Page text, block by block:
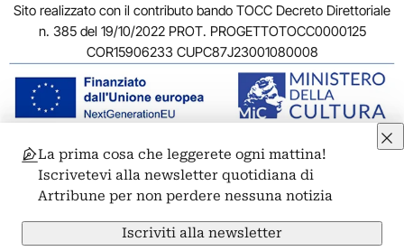
Sito realizzato con il contributo bando TOCC Decreto Direttoriale
n. 385 del 19/10/2022 PROT. PROGETTOTOCC0000125
COR15906233 CUPC87J23001080008
© 2011-2026 ARTRIBUNE srl – Corso Vittorio Emanuele II, 287 –
00186 Roma - P.I. 11381581005
Privacy: Responsabile della protezione dei dati personali
ARTRIBUNE srl – Corso Vittorio Emanuele II, 287 – 00186 Roma
Termini e condizioniPrivacy PolicyCookie PolicyCredits
La prima cosa che leggerete ogni mattina!
Iscrivetevi alla newsletter quotidiana di
Artribune per non perdere nessuna notizia
Iscriviti alla newsletter